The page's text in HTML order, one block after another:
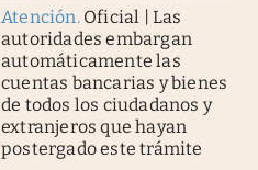
Atención. Oficial | Las
autoridades embargan
automáticamente las
cuentas bancarias y bienes
de todos los ciudadanos y
extranjeros que hayan
postergado este trámite